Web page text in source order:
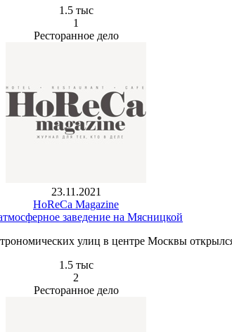
1.5 тыс
1
Ресторанное дело
23.11.2021
HoReCa Magazine
заведение на Мясницкой
улиц в центре Москвы
1.5 тыс
2
Ресторанное дело